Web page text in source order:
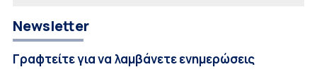
Newsletter
Γραφτείτε για να λαμβάνετε ενημερώσεις